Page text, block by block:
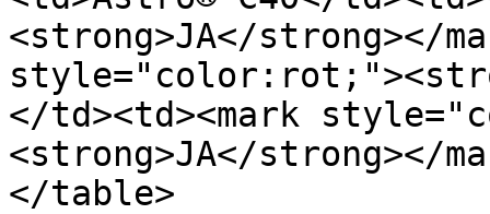
<strong>JA</strong></
</td><td><mark
<strong>JA</strong></
</table>